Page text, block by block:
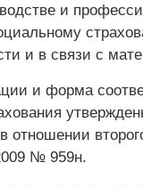
и
и в связи с
и форма
отношении
№ 959н.